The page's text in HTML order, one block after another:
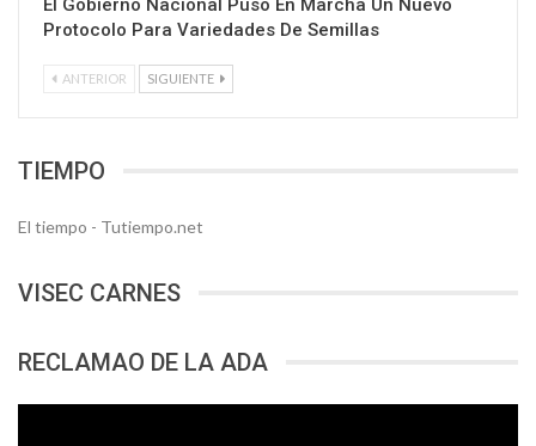
El Gobierno Nacional Puso En Marcha Un Nuevo
Protocolo Para Variedades De Semillas
ANTERIOR SIGUIENTE
TIEMPO
El tiempo - Tutiempo.net
VISEC CARNES
RECLAMAO DE LA ADA